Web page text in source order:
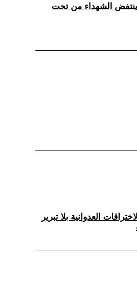
ينتفض الشهداء من تحت